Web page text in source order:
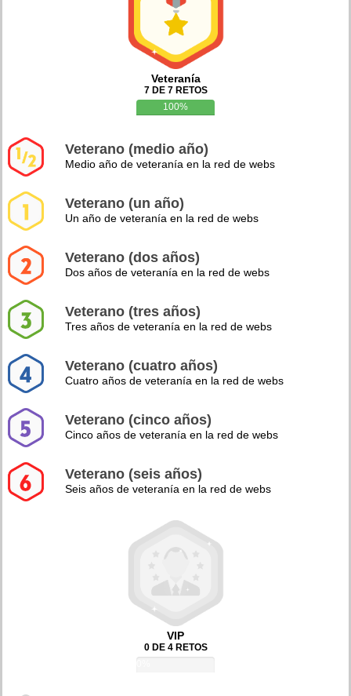
Veteranía
7 DE 7 RETOS
100%
Veterano (medio año)
Medio año de veteranía en la red de webs
Veterano (un año)
Un año de veteranía en la red de webs
Veterano (dos años)
Dos años de veteranía en la red de webs
Veterano (tres años)
Tres años de veteranía en la red de webs
Veterano (cuatro años)
Cuatro años de veteranía en la red de webs
Veterano (cinco años)
Cinco años de veteranía en la red de webs
Veterano (seis años)
Seis años de veteranía en la red de webs
VIP
0 DE 4 RETOS